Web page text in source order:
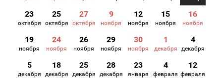
23
октября
25
октября
27
октября
9
ноября
12
ноября
15
ноября
16
ноября
19
ноября
24
ноября
26
ноября
29
ноября
30
ноября
1
декабря
4
декабря
5
декабря
18
декабря
25
декабря
28
декабря
23
января
4
февраля
12
февраля